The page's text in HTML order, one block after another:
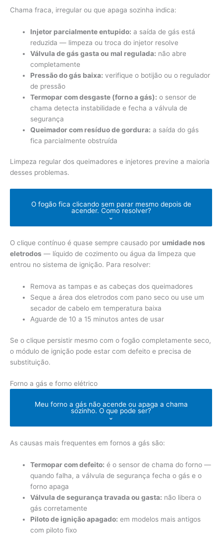
Chama fraca, irregular ou que apaga sozinha indica:
Injetor parcialmente entupido: a saída de gás está
reduzida — limpeza ou troca do injetor resolve
Válvula de gás gasta ou mal regulada: não abre
completamente
Pressão do gás baixa: verifique o botijão ou o regulador
de pressão
Termopar com desgaste (forno a gás): o sensor de
chama detecta instabilidade e fecha a válvula de
segurança
Queimador com resíduo de gordura: a saída do gás
fica parcialmente obstruída
Limpeza regular dos queimadores e injetores previne a maioria
desses problemas.
O fogão fica clicando sem parar mesmo depois de
acender. Como resolver?
⌄
O clique contínuo é quase sempre causado por umidade nos
eletrodos — líquido de cozimento ou água da limpeza que
entrou no sistema de ignição. Para resolver:
Remova as tampas e as cabeças dos queimadores
Seque a área dos eletrodos com pano seco ou use um
secador de cabelo em temperatura baixa
Aguarde de 10 a 15 minutos antes de usar
Se o clique persistir mesmo com o fogão completamente seco,
o módulo de ignição pode estar com defeito e precisa de
substituição.
Forno a gás e forno elétrico
Meu forno a gás não acende ou apaga a chama
sozinho. O que pode ser?
⌄
As causas mais frequentes em fornos a gás são:
Termopar com defeito: é o sensor de chama do forno —
quando falha, a válvula de segurança fecha o gás e o
forno apaga
Válvula de segurança travada ou gasta: não libera o
gás corretamente
Piloto de ignição apagado: em modelos mais antigos
com piloto fixo